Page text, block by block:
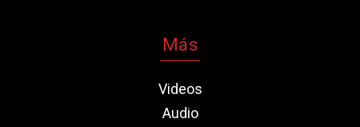
Más
Videos
Audio